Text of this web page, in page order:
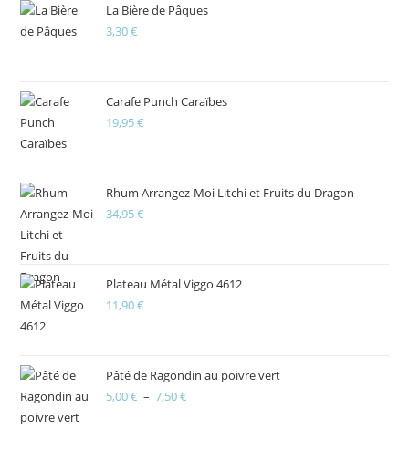
La Bière de Pâques
3,30€
Carafe Punch Caraïbes
19,95€
Rhum Arrangez-Moi Litchi et Fruits du Dragon
34,95€
Plateau Métal Viggo 4612
11,90€
Pâté de Ragondin au poivre vert
5,00€ – 7,50€